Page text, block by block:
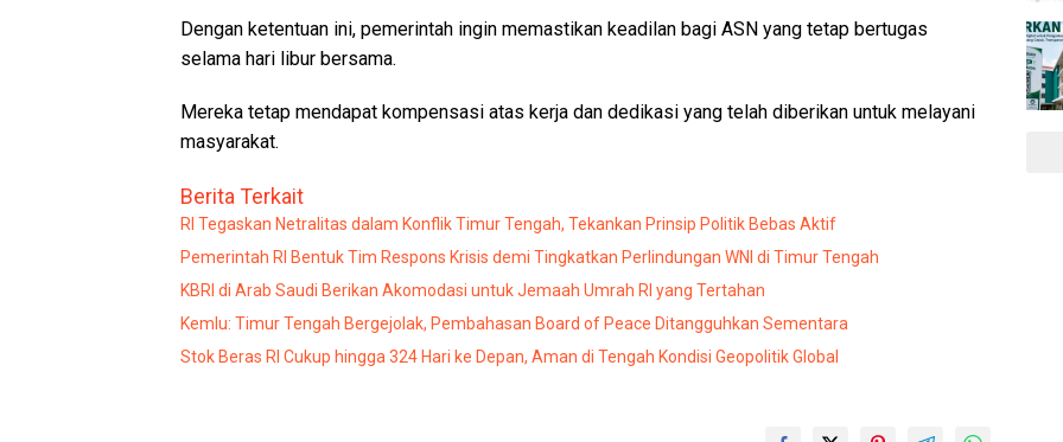
Dengan ketentuan ini, pemerintah ingin memastikan keadilan bagi ASN yang tetap bertugas
selama hari libur bersama.
Mereka tetap mendapat kompensasi atas kerja dan dedikasi yang telah diberikan untuk melayani
masyarakat.
Berita Terkait
RI Tegaskan Netralitas dalam Konflik Timur Tengah, Tekankan Prinsip Politik Bebas Aktif
Pemerintah RI Bentuk Tim Respons Krisis demi Tingkatkan Perlindungan WNI di Timur Tengah
KBRI di Arab Saudi Berikan Akomodasi untuk Jemaah Umrah RI yang Tertahan
Kemlu: Timur Tengah Bergejolak, Pembahasan Board of Peace Ditangguhkan Sementara
Stok Beras RI Cukup hingga 324 Hari ke Depan, Aman di Tengah Kondisi Geopolitik Global